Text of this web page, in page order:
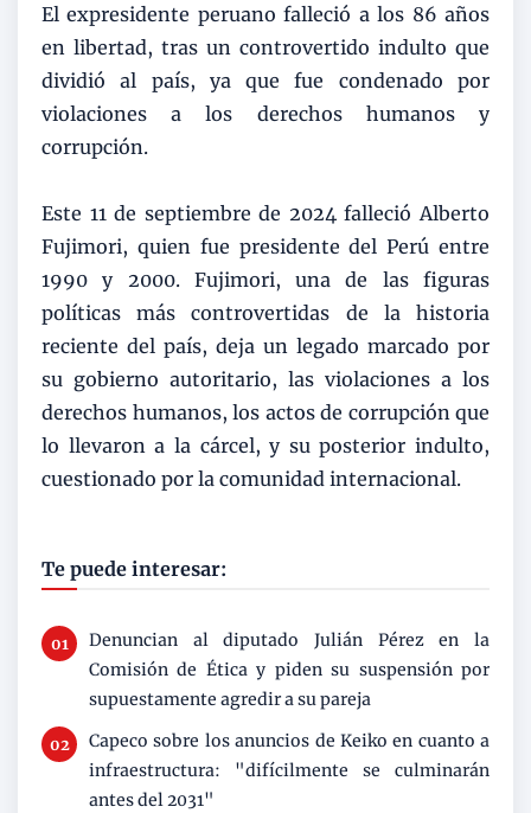
El expresidente peruano falleció a los 86 años
en libertad, tras un controvertido indulto que
dividió al país, ya que fue condenado por
violaciones a los derechos humanos y
corrupción.
Este 11 de septiembre de 2024 falleció Alberto
Fujimori, quien fue presidente del Perú entre
1990 y 2000. Fujimori, una de las figuras
políticas más controvertidas de la historia
reciente del país, deja un legado marcado por
su gobierno autoritario, las violaciones a los
derechos humanos, los actos de corrupción que
lo llevaron a la cárcel, y su posterior indulto,
cuestionado por la comunidad internacional.
Te puede interesar:
Denuncian al diputado Julián Pérez en la
Comisión de Ética y piden su suspensión por
supuestamente agredir a su pareja
Capeco sobre los anuncios de Keiko en cuanto a
infraestructura: "difícilmente se culminarán
antes del 2031"